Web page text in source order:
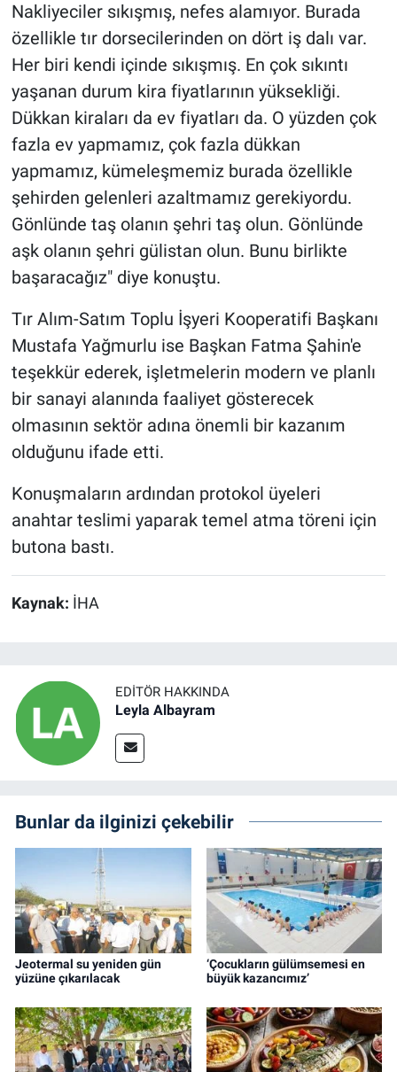
Nakliyeciler sıkışmış, nefes alamıyor. Burada
özellikle tır dorsecilerinden on dört iş dalı var.
Her biri kendi içinde sıkışmış. En çok sıkıntı
yaşanan durum kira fiyatlarının yüksekliği.
Dükkan kiraları da ev fiyatları da. O yüzden çok
fazla ev yapmamız, çok fazla dükkan
yapmamız, kümeleşmemiz burada özellikle
şehirden gelenleri azaltmamız gerekiyordu.
Gönlünde taş olanın şehri taş olun. Gönlünde
aşk olanın şehri gülistan olun. Bunu birlikte
başaracağız" diye konuştu.
Tır Alım-Satım Toplu İşyeri Kooperatifi Başkanı
Mustafa Yağmurlu ise Başkan Fatma Şahin'e
teşekkür ederek, işletmelerin modern ve planlı
bir sanayi alanında faaliyet gösterecek
olmasının sektör adına önemli bir kazanım
olduğunu ifade etti.
Konuşmaların ardından protokol üyeleri
anahtar teslimi yaparak temel atma töreni için
butona bastı.
Kaynak: İHA
EDITÖR HAKKINDA
Leyla Albayram
Bunlar da ilginizi çekebilir
Jeotermal su yeniden gün
yüzüne çıkarılacak
‘Çocukların gülümsemesi en
büyük kazancımız’